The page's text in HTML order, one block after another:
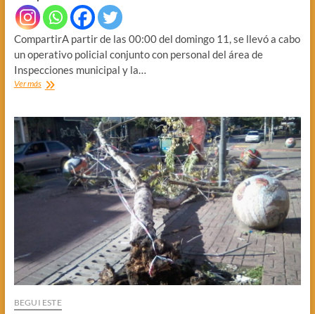
CompartirA partir de las 00:00 del domingo 11, se llevó a cabo
un operativo policial conjunto con personal del área de
Inspecciones municipal y la…
Ver másDETENIDOS
VEDA
BEGUI ESTE